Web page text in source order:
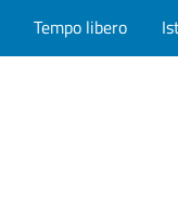
Tempo libero